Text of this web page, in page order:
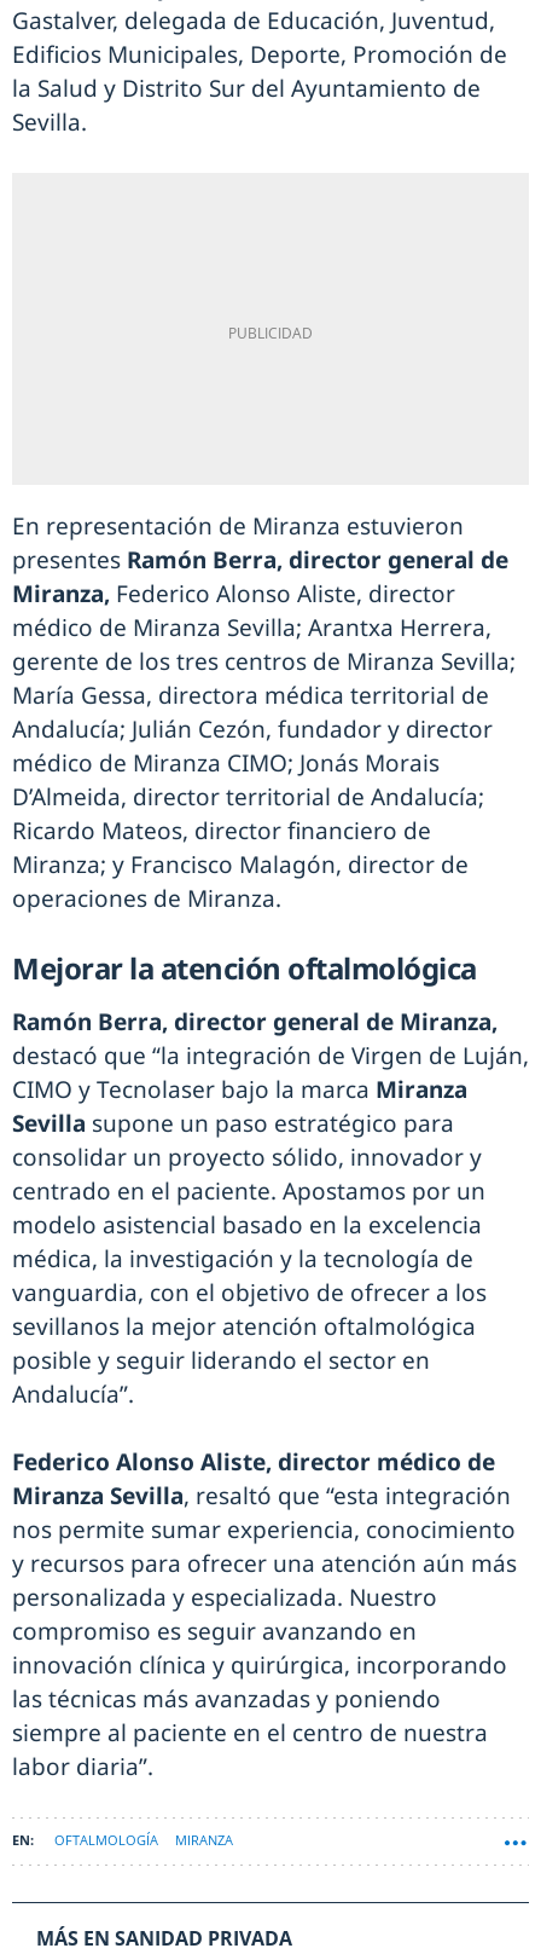
Gastalver, delegada de Educación, Juventud,
Edificios Municipales, Deporte, Promoción de
la Salud y Distrito Sur del Ayuntamiento de
Sevilla.
En representación de Miranza estuvieron
presentes Ramón Berra, director general de
Miranza, Federico Alonso Aliste, director
médico de Miranza Sevilla; Arantxa Herrera,
gerente de los tres centros de Miranza Sevilla;
María Gessa, directora médica territorial de
Andalucía; Julián Cezón, fundador y director
médico de Miranza CIMO; Jonás Morais
D’Almeida, director territorial de Andalucía;
Ricardo Mateos, director financiero de
Miranza; y Francisco Malagón, director de
operaciones de Miranza.
Mejorar la atención oftalmológica
Ramón Berra, director general de Miranza,
destacó que “la integración de Virgen de Luján,
CIMO y Tecnolaser bajo la marca Miranza
Sevilla supone un paso estratégico para
consolidar un proyecto sólido, innovador y
centrado en el paciente. Apostamos por un
modelo asistencial basado en la excelencia
médica, la investigación y la tecnología de
vanguardia, con el objetivo de ofrecer a los
sevillanos la mejor atención oftalmológica
posible y seguir liderando el sector en
Andalucía”.
Federico Alonso Aliste, director médico de
Miranza Sevilla, resaltó que “esta integración
nos permite sumar experiencia, conocimiento
y recursos para ofrecer una atención aún más
personalizada y especializada. Nuestro
compromiso es seguir avanzando en
innovación clínica y quirúrgica, incorporando
las técnicas más avanzadas y poniendo
siempre al paciente en el centro de nuestra
labor diaria”.
OFTALMOLOGÍA MIRANZA
MÁS EN SANIDAD PRIVADA